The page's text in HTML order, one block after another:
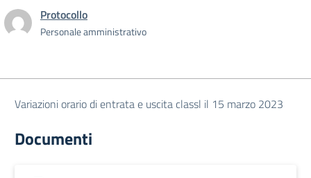
Protocollo
Personale amministrativo
Variazioni orario di entrata e uscita classl il 15 marzo 2023
Documenti